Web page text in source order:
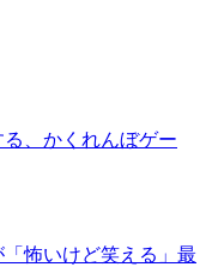
、かくれんぼゲー
怖いけど笑える」最